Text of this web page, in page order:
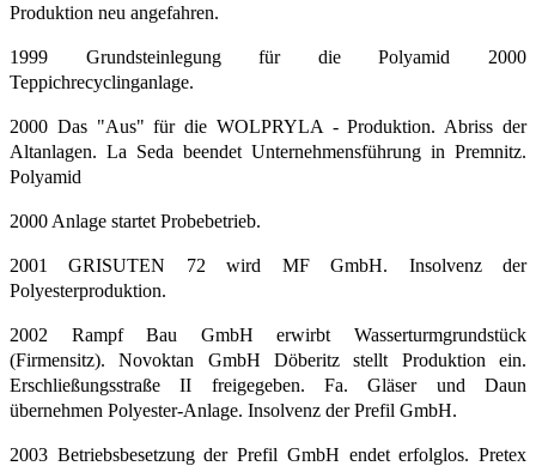
Produktion neu angefahren.
1999 Grundsteinlegung für die Polyamid 2000
Teppichrecyclinganlage.
2000 Das "Aus" für die WOLPRYLA - Produktion. Abriss der
Altanlagen. La Seda beendet Unternehmensführung in Premnitz.
Polyamid
2000 Anlage startet Probebetrieb.
2001 GRISUTEN 72 wird MF GmbH. Insolvenz der
Polyesterproduktion.
2002 Rampf Bau GmbH erwirbt Wasserturmgrundstück
(Firmensitz). Novoktan GmbH Döberitz stellt Produktion ein.
Erschließungsstraße II freigegeben. Fa. Gläser und Daun
übernehmen Polyester-Anlage. Insolvenz der Prefil GmbH.
2003 Betriebsbesetzung der Prefil GmbH endet erfolglos. Pretex